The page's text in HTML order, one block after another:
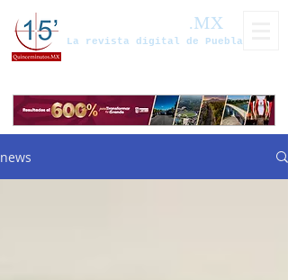
.MX
La revista digital de Puebla
news